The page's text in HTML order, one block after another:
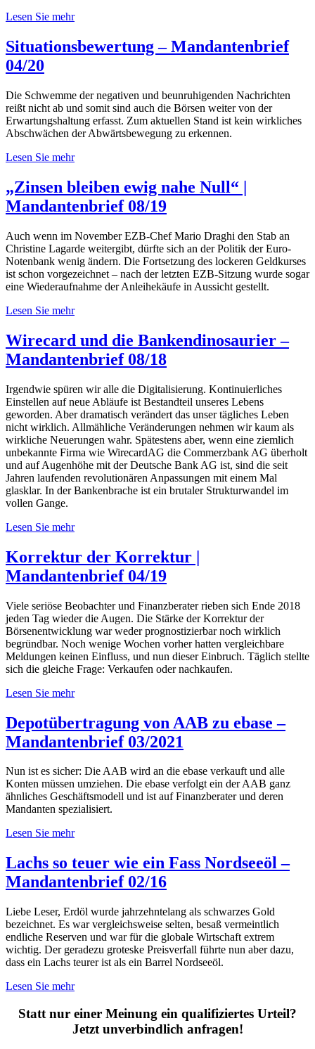
Lesen Sie mehr
Situationsbewertung – Mandantenbrief
04/20
Die Schwemme der negativen und beunruhigenden Nachrichten
reißt nicht ab und somit sind auch die Börsen weiter von der
Erwartungshaltung erfasst. Zum aktuellen Stand ist kein wirkliches
Abschwächen der Abwärtsbewegung zu erkennen.
Lesen Sie mehr
„Zinsen bleiben ewig nahe Null“ |
Mandantenbrief 08/19
Auch wenn im November EZB-Chef Mario Draghi den Stab an
Christine Lagarde weitergibt, dürfte sich an der Politik der Euro-
Notenbank wenig ändern. Die Fortsetzung des lockeren Geldkurses
ist schon vorgezeichnet – nach der letzten EZB-Sitzung wurde sogar
eine Wiederaufnahme der Anleihekäufe in Aussicht gestellt.
Lesen Sie mehr
Wirecard und die Bankendinosaurier –
Mandantenbrief 08/18
Irgendwie spüren wir alle die Digitalisierung. Kontinuierliches
Einstellen auf neue Abläufe ist Bestandteil unseres Lebens
geworden. Aber dramatisch verändert das unser tägliches Leben
nicht wirklich. Allmähliche Veränderungen nehmen wir kaum als
wirkliche Neuerungen wahr. Spätestens aber, wenn eine ziemlich
unbekannte Firma wie WirecardAG die Commerzbank AG überholt
und auf Augenhöhe mit der Deutsche Bank AG ist, sind die seit
Jahren laufenden revolutionären Anpassungen mit einem Mal
glasklar. In der Bankenbrache ist ein brutaler Strukturwandel im
vollen Gange.
Lesen Sie mehr
Korrektur der Korrektur |
Mandantenbrief 04/19
Viele seriöse Beobachter und Finanzberater rieben sich Ende 2018
jeden Tag wieder die Augen. Die Stärke der Korrektur der
Börsenentwicklung war weder prognostizierbar noch wirklich
begründbar. Noch wenige Wochen vorher hatten vergleichbare
Meldungen keinen Einfluss, und nun dieser Einbruch. Täglich stellte
sich die gleiche Frage: Verkaufen oder nachkaufen.
Lesen Sie mehr
Depotübertragung von AAB zu ebase –
Mandantenbrief 03/2021
Nun ist es sicher: Die AAB wird an die ebase verkauft und alle
Konten müssen umziehen. Die ebase verfolgt ein der AAB ganz
ähnliches Geschäftsmodell und ist auf Finanzberater und deren
Mandanten spezialisiert.
Lesen Sie mehr
Lachs so teuer wie ein Fass Nordseeöl –
Mandantenbrief 02/16
Liebe Leser, Erdöl wurde jahrzehntelang als schwarzes Gold
bezeichnet. Es war vergleichsweise selten, besaß vermeintlich
endliche Reserven und war für die globale Wirtschaft extrem
wichtig. Der geradezu groteske Preisverfall führte nun aber dazu,
dass ein Lachs teurer ist als ein Barrel Nordseeöl.
Lesen Sie mehr
Statt nur einer Meinung ein qualifiziertes Urteil?
Jetzt unverbindlich anfragen!